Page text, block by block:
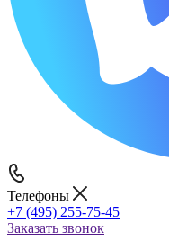
Телефоны
+7 (495) 255-75-45
Заказать звонок